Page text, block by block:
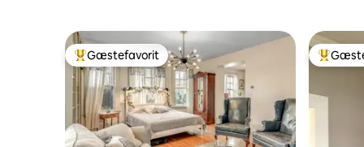
Bedste gæstefavorit
Gæstefavorit Bedste